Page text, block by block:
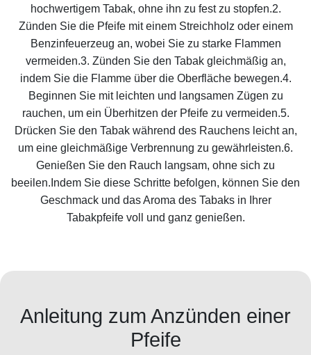
hochwertigem Tabak, ohne ihn zu fest zu stopfen.2.
Zünden Sie die Pfeife mit einem Streichholz oder einem
Benzinfeuerzeug an, wobei Sie zu starke Flammen
vermeiden.3. Zünden Sie den Tabak gleichmäßig an,
indem Sie die Flamme über die Oberfläche bewegen.4.
Beginnen Sie mit leichten und langsamen Zügen zu
rauchen, um ein Überhitzen der Pfeife zu vermeiden.5.
Drücken Sie den Tabak während des Rauchens leicht an,
um eine gleichmäßige Verbrennung zu gewährleisten.6.
Genießen Sie den Rauch langsam, ohne sich zu
beeilen.Indem Sie diese Schritte befolgen, können Sie den
Geschmack und das Aroma des Tabaks in Ihrer
Tabakpfeife voll und ganz genießen.
Anleitung zum Anzünden einer
Pfeife